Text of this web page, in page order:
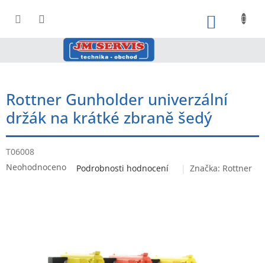
Rottner Gunholder univerzální
držák na krátké zbraně šedý
T06008
Průměrné
Neohodnoceno Podrobnosti hodnocení Značka: Rottner